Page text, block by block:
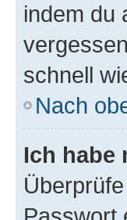
indem du
schnell
Nach
Ich habe